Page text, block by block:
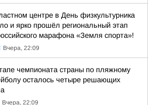
центре в День физкультурника
и ярко прошёл региональный этап
марафона «Земля спорта»!
Вчера, 22:09
чемпионата страны по пляжному
осталось четыре решающих
Вчера, 22:09